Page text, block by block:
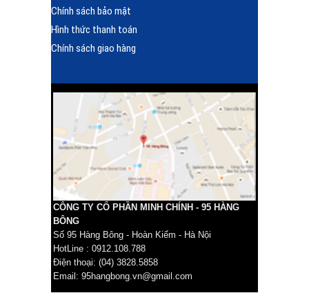
Chính sách bảo mật
Hình thức thanh toán
Chính sách giao hàng
CÔNG TY CỔ PHẦN MINH CHÍNH - 95 HÀNG
BÔNG
Số 95 Hàng Bông - Hoàn Kiếm - Hà Nội
HotLine : 0912.108.788
Điện thoại: (04) 3828.5858
Email: 95hangbong.vn@gmail.com